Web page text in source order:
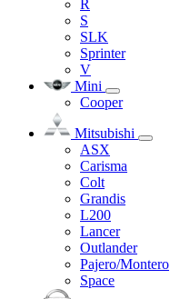
R
S
SLK
Sprinter
V
Mini
Cooper
Mitsubishi
ASX
Carisma
Colt
Grandis
L200
Lancer
Outlander
Pajero/Montero
Space